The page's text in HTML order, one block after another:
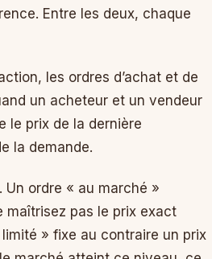
Entre les deux, chaque
les ordres d’achat et de
un acheteur et un vendeur
le prix de la dernière
la demande.
ordre « au marché »
maîtrisez pas le prix exact
» fixe au contraire un prix